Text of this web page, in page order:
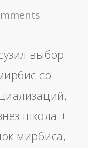
выбор
со
школа +
мирбиса,